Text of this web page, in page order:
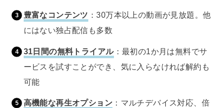
豊富なコンテンツ ：30万本以上の動画が見放題。他
にはない独占配信も多数
31日間の無料トライアル：最初の1か月は無料でサ
ービスを試すことができ、気に入らなければ解約も
可能
高機能な再生オプション ：マルチデバイス対応、倍